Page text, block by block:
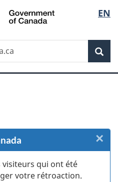
Passer
au
des
Passer
au
principal
Passer
à
Au
du
Passer
à
version
simplifiée
de
la
EN
visiteurs qui ont été
votre rétroaction.
×